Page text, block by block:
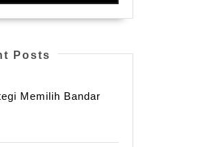
Posts
Memilih Bandar